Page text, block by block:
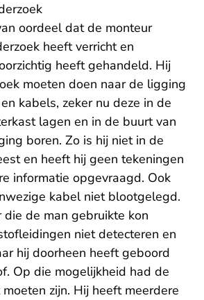
oordeel dat de monteur
heeft verricht en
heeft gehandeld. Hij
moeten doen naar de ligging
kabels, zeker nu deze in de
lagen en in de buurt van
boren. Zo is hij niet in de
en heeft hij geen tekeningen
informatie opgevraagd. Ook
kabel niet blootgelegd.
die de man gebruikte kon
niet detecteren en
hij doorheen heeft geboord
Op die mogelijkheid had de
zijn. Hij heeft meerdere